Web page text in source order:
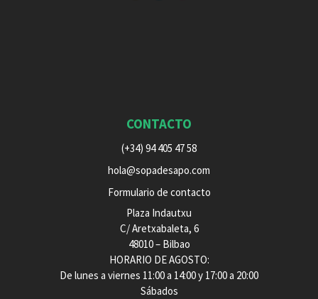
CONTACTO
(+34) 94 405 47 58
hola@sopadesapo.com
Formulario de contacto
Plaza Indautxu
C/ Aretxabaleta, 6
48010 – Bilbao
HORARIO DE AGOSTO:
De lunes a viernes 11:00 a 14:00 y 17:00 a 20:00
Sábados